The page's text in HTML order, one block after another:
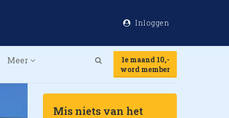
Inloggen
Meer
1e maand 10,-
word member
Mis niets van het